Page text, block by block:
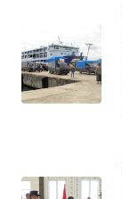
WN
PRIANGAN
TIMUR